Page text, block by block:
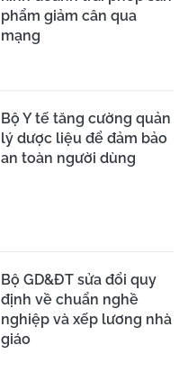
phẩm giảm cân qua
mạng
Bộ Y tế tăng cường quản
lý dược liệu để đảm bảo
an toàn người dùng
Bộ GD&ĐT sửa đổi quy
định về chuẩn nghề
nghiệp và xếp lương nhà
giáo